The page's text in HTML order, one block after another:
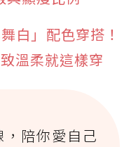
白」配色穿搭！
溫柔就這樣穿
，陪你愛自己